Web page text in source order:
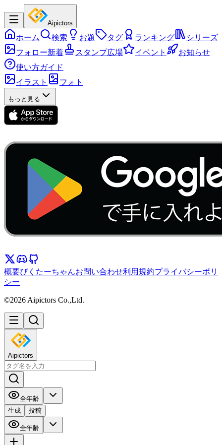
Aipictors
ホーム 検索 お題 タグ ランキング
シリーズ
フォロー新着
スタンプ広場 イベント
お知らせ
使い方ガイド
イラスト
フォト
もっと見る
概要ぴくたーちゃんお問い合わせ利用規約プライバシーポリ
シー
©2026 Aipictors Co.,Ltd.
Aipictors
全年齢
生成
投稿
全年齢